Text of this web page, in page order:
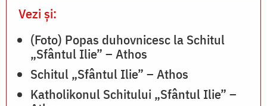
Vezi și:
(Foto) Popas duhovnicesc la Schitul
„Sfântul Ilie” – Athos
Schitul „Sfântul Ilie” – Athos
Katholikonul Schitului „Sfântul Ilie” –